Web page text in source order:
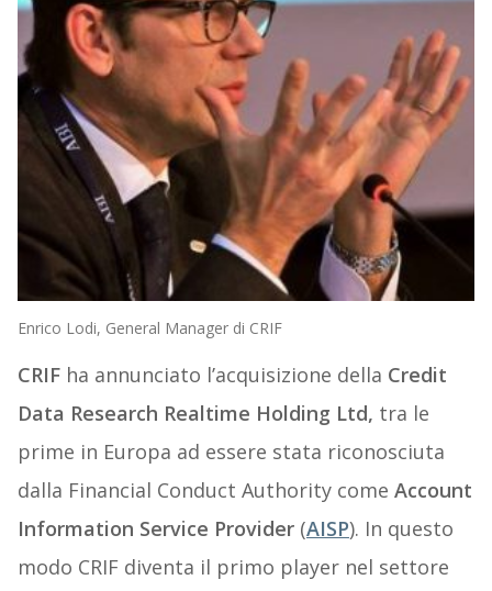
Enrico Lodi, General Manager di CRIF
CRIF ha annunciato l’acquisizione della Credit
Data Research Realtime Holding Ltd, tra le
prime in Europa ad essere stata riconosciuta
dalla Financial Conduct Authority come Account
Information Service Provider(AISP). In questo
modo CRIF diventa il primo player nel settore